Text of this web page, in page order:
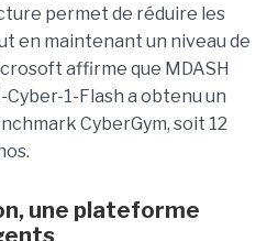
permet de réduire les
en maintenant un niveau de
affirme que MDASH
1-Flash a obtenu un
CyberGym, soit 12
une plateforme